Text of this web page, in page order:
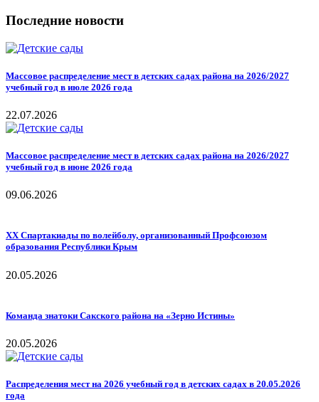
Последние новости
Массовое распределение мест в детских садах района на 2026/2027
учебный год в июле 2026 года
22.07.2026
Массовое распределение мест в детских садах района на 2026/2027
учебный год в июне 2026 года
09.06.2026
ХХ Спартакиады по волейболу, организованный Профсоюзом
образования Республики Крым
20.05.2026
Команда знатоки Сакского района на «Зерно Истины»
20.05.2026
Распределения мест на 2026 учебный год в детских садах в 20.05.2026
года